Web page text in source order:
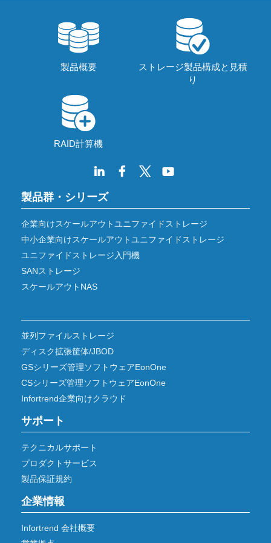
製品概要
ストレージ製品構成と見積
り
RAID計算機
製品群・シリーズ
企業向けスケールアウトユニファイドストレージ
中小企業向けスケールアウトユニファイドストレージ
ユニファイドストレージ入門機
SANストレージ
スケールアウトNAS
並列ファイルストレージ
ディスク拡張筐体/JBOD
GSシリーズ管理ソフトウェアEonOne
CSシリーズ管理ソフトウェアEonOne
Infortrend企業向けクラウド
サポート
テクニカルサポート
プロダクトサービス
製品保証規約
企業情報
Infortrend 会社概要